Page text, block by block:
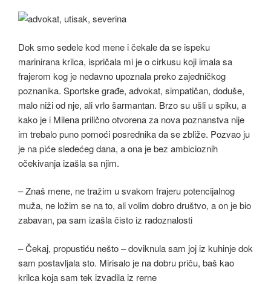
Dok smo sedele kod mene i čekale da se ispeku
marinirana krilca, ispričala mi je o cirkusu koji imala sa
frajerom kog je nedavno upoznala preko zajedničkog
poznanika. Sportske građe, advokat, simpatičan, doduše,
malo niži od nje, ali vrlo šarmantan. Brzo su ušli u spiku, a
kako je i Milena prilično otvorena za nova poznanstva nije
im trebalo puno pomoći posrednika da se zbliže. Pozvao ju
je na piće sledećeg dana, a ona je bez ambicioznih
očekivanja izašla sa njim.
– Znaš mene, ne tražim u svakom frajeru potencijalnog
muža, ne ložim se na to, ali volim dobro društvo, a on je bio
zabavan, pa sam izašla čisto iz radoznalosti
– Čekaj, propustiću nešto – doviknula sam joj iz kuhinje dok
sam postavljala sto. Mirisalo je na dobru priču, baš kao
krilca koja sam tek izvadila iz rerne